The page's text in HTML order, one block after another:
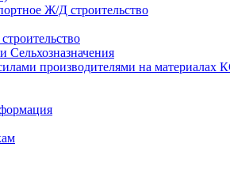
Ж/Д строительство
производителями на материалах